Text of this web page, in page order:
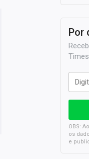
Por
Times
OBS:
os
e